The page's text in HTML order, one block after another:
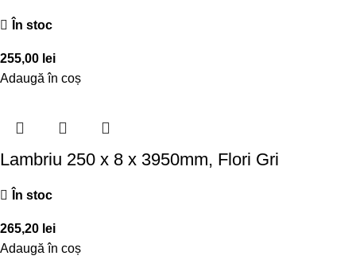
În stoc
255,00 lei
Adaugă în coș
Lambriu 250 x 8 x 3950mm, Flori Gri
În stoc
265,20 lei
Adaugă în coș